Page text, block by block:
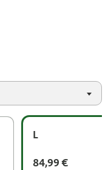
L
84,99 €